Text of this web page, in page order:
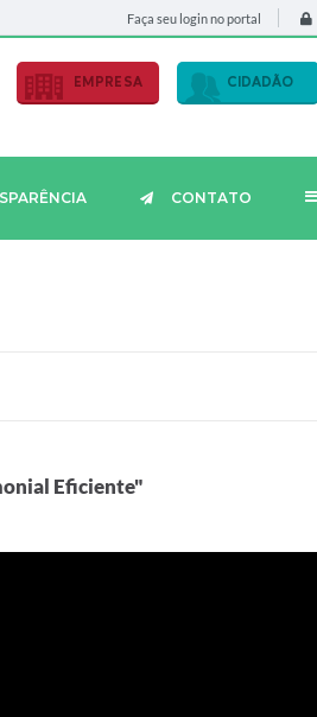
Faça seu login no portal
EMPRESA CIDADÃO
CONTATO
Eficiente"